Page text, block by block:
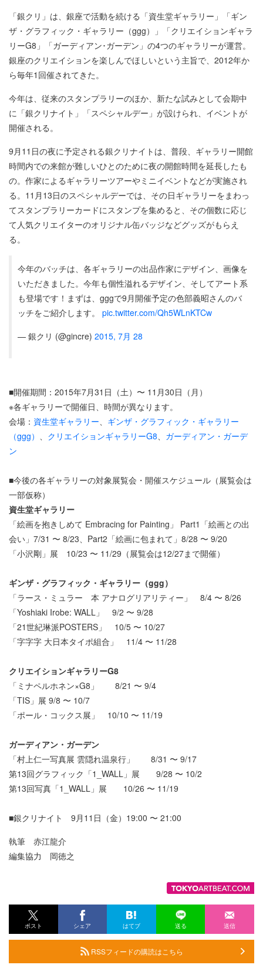
「銀クリ」は、銀座で活動を続ける「資生堂ギャラリー」「ギン
ザ・グラフィック・ギャラリー（ggg）」「クリエイションギャラ
リーG8」「ガーディアン･ガーデン」の4つのギャラリーが運営。
銀座のクリエイションを楽しんでほしいという主旨で、2012年か
ら毎年1回催されてきた。
今年は、従来のスタンプラリーのほか、新たな試みとして会期中
に「銀クリナイト」「スペシャルデー」が設けられ、イベントが
開催される。
9月11日の夜に予定される銀クリナイトは、普段、ギャラリー開館
時間内での来館が難しいひとのために夜の開館時間を延長したも
の。作家によるギャラリーツアーやミニイベントなどが実施され
る。11月13日のスペシャルデーでは、その日ギャラリーをまわっ
てスタンプラリーカードにスタンプを集めると、その個数に応じ
て人気クリエイターのオリジナル缶バッジなどグッズがもらえ
る。
今年のバッチは、各ギャラリーの出品作家にデザイン、画像を
いただきました。今年も個性溢れるデザイン、そしてアート系
も登場です！まずは、gggで9月開催予定の色部義昭さんのバ
ッチをご紹介します。 pic.twitter.com/Qh5WLnKTCw
— 銀クリ (@gincre) 2015, 7月 28
■開催期間：2015年7月31日（土）〜 11月30日（月）
※各ギャラリーで開催日、時間が異なります。
会場： 資生堂ギャラリー、 ギンザ・グラフィック・ギャラリー
（ggg） 、 クリエイションギャラリーG8、 ガーディアン・ガーデ
ン
■今後の各ギャラリーの対象展覧会・開催スケジュール（展覧会は
一部仮称）
資生堂ギャラリー
「絵画を抱きしめて Embracing for Painting」 Part1「絵画との出
会い」7/31 〜 8/23、Part2「絵画に包まれて」8/28 〜 9/20
「小沢剛」展 10/23 〜 11/29（展覧会は12/27まで開催）
ギンザ・グラフィック・ギャラリー（ggg）
「ラース・ミュラー 本 アナログリアリティー」 8/4 〜 8/26
「Yoshiaki Irobe: WALL」 9/2 〜 9/28
「21世紀琳派POSTERS」 10/5 〜 10/27
「字字字 大日本タイポ組合」 11/4 〜 11/28
クリエイションギャラリーG8
「ミナペルホネン×G8」 8/21 〜 9/4
「TIS」展 9/8 〜 10/7
「ポール・コックス展」 10/10 〜 11/19
ガーディアン・ガーデン
「村上仁一写真展 雲隠れ温泉行」 8/31 〜 9/17
第13回グラフィック「1_WALL」展 9/28 〜 10/2
第13回写真「1_WALL」展 10/26 〜 11/19
■銀クリナイト 9月11日（金）19:00 〜 21:00
執筆 赤江龍介
編集協力 岡徳之
ポスト シェア はてブ 送る 送信
RSSフィードの購読はこちら